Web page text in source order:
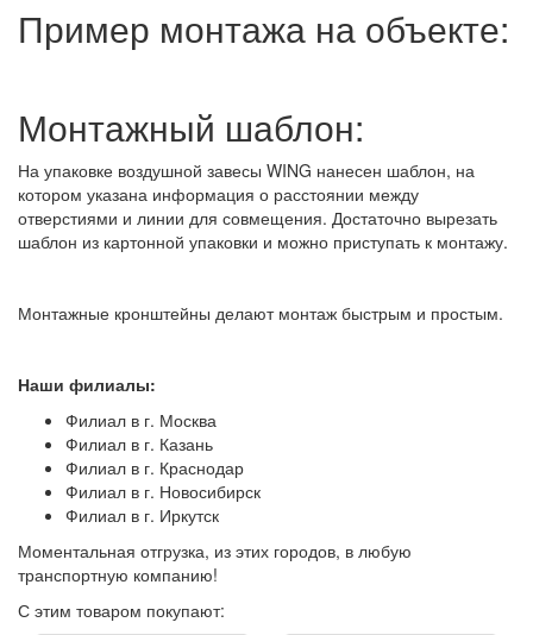
Пример монтажа на объекте:
Монтажный шаблон:
На упаковке воздушной завесы WING нанесен шаблон, на
котором указана информация о расстоянии между
отверстиями и линии для совмещения. Достаточно вырезать
шаблон из картонной упаковки и можно приступать к монтажу.
Монтажные кронштейны делают монтаж быстрым и простым.
Наши филиалы:
Филиал в г. Москва
Филиал в г. Казань
Филиал в г. Краснодар
Филиал в г. Новосибирск
Филиал в г. Иркутск
Моментальная отгрузка, из этих городов, в любую
транспортную компанию!
С этим товаром покупают: